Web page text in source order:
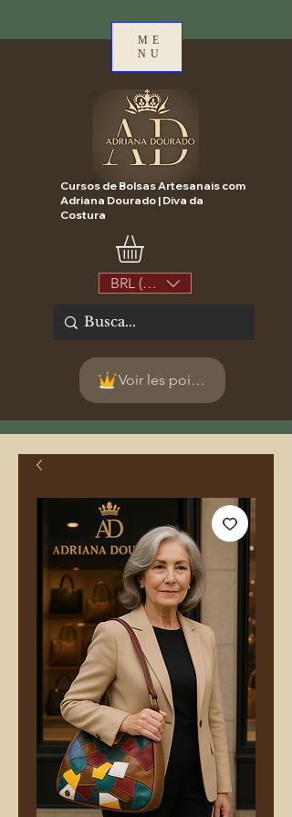
ME
NU
Cursos de Bolsas Artesanais com
Adriana Dourado | Diva da
Costura
BRL (R$)
Voir les points